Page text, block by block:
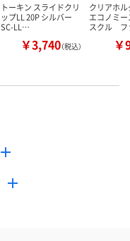
トーキン スライドクリ
ップLL 20P シルバー
SC-LL…
￥3,740（税込）
クリアホ
エコノミ
スクル フ
￥